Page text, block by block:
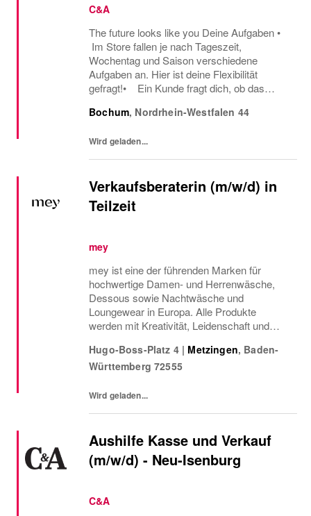
C&A
The future looks like you Deine Aufgaben •
Im Store fallen je nach Tageszeit,
Wochentag und Saison verschiedene
Aufgaben an. Hier ist deine Flexibilität
gefragt!• Ein Kunde fragt dich, ob das
Größe verfügbar ist oder welcher Gürtel gut
Bochum, Nordrhein-Westfalen 44
Wird geladen...
Verkaufsberaterin (m/w/d) in
Teilzeit
mey
mey ist eine der führenden Marken für
hochwertige Damen- und Herrenwäsche,
Dessous sowie Nachtwäsche und
Loungewear in Europa. Alle Produkte
werden mit Kreativität, Leidenschaft und
vermarktet. Innovation bedeutet für mey
nicht nur, Neues zu schaffen,...
Hugo-Boss-Platz 4 | Metzingen, Baden-
Württemberg 72555
Wird geladen...
Aushilfe Kasse und Verkauf
(m/w/d) - Neu-Isenburg
C&A